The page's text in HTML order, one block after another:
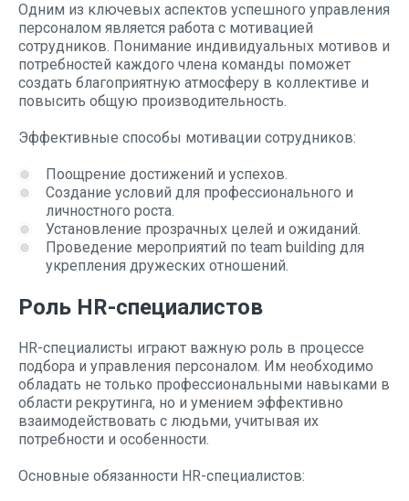
Одним из ключевых аспектов успешного управления
персоналом является работа с мотивацией
сотрудников. Понимание индивидуальных мотивов и
потребностей каждого члена команды поможет
создать благоприятную атмосферу в коллективе и
повысить общую производительность.
Эффективные способы мотивации сотрудников:
Поощрение достижений и успехов.
Создание условий для профессионального и
личностного роста.
Установление прозрачных целей и ожиданий.
Проведение мероприятий по team building для
укрепления дружеских отношений.
Роль HR-специалистов
HR-специалисты играют важную роль в процессе
подбора и управления персоналом. Им необходимо
обладать не только профессиональными навыками в
области рекрутинга, но и умением эффективно
взаимодействовать с людьми, учитывая их
потребности и особенности.
Основные обязанности HR-специалистов: